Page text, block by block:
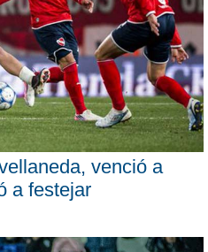
venció a
a festejar